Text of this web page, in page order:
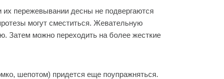
пережевывании десны не подвергаются
могут сместиться. Жевательную
Затем можно переходить на более жесткие
шепотом) придется еще поупражняться.